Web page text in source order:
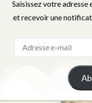
Saisissez votre
et recevoir une